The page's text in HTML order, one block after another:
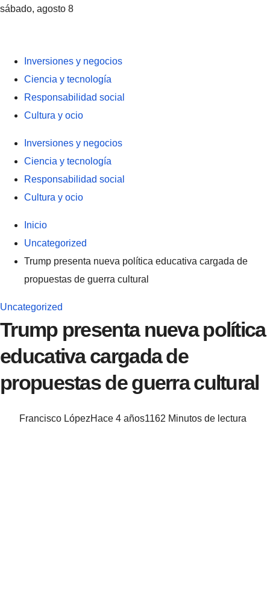
sábado, agosto 8
Inversiones y negocios
Ciencia y tecnología
Responsabilidad social
Cultura y ocio
Inversiones y negocios
Ciencia y tecnología
Responsabilidad social
Cultura y ocio
Inicio
Uncategorized
Trump presenta nueva política educativa cargada de
propuestas de guerra cultural
Uncategorized
Trump presenta nueva política
educativa cargada de
propuestas de guerra cultural
Francisco LópezHace 4 años1162 Minutos de lectura